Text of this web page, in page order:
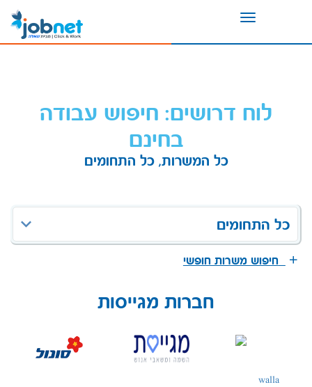
Toggle
לוח דרושים: חיפוש עבודה
בחינם
כל המשרות, כל התחומים
כל התחומים
חיפוש משרות חופשי
חברות מגייסות